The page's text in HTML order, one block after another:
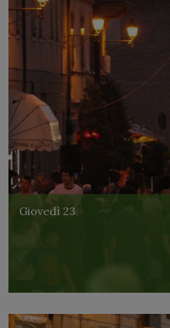
Giovedì 23